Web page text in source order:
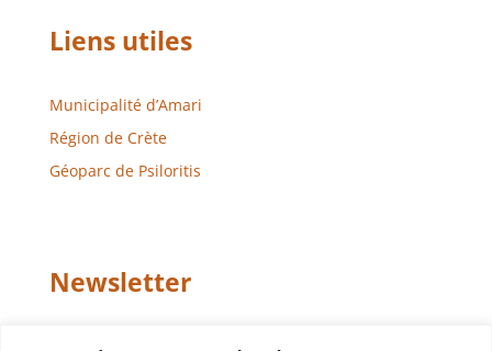
Liens utiles
Municipalité d’Amari
Région de Crète
Géoparc de Psiloritis
Newsletter